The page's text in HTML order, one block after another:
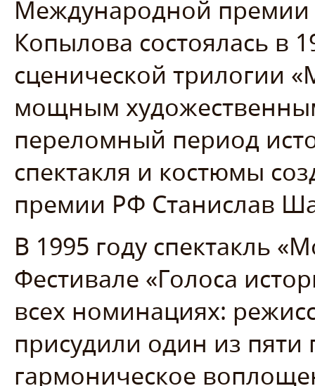
Международной премии
Копылова состоялась в
сценической трилогии
мощным
переломный период
спектакля и костюмы
премии РФ Станислав
В 1995 году спектакль
Фестивале «Голоса
всех номинациях:
присудили один из пяти
гармоническое